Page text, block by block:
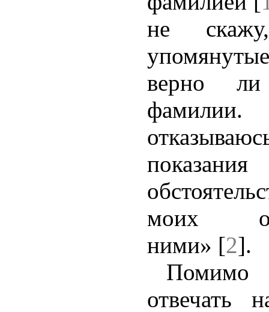
не
верно
моих
ними» [2].
Помимо
отвечать